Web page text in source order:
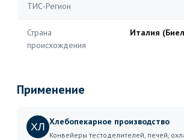
ТИС-Регион
Страна
происхождения
Италия
Применение
ХЛ Хлебопекарное производство
Конвейеры тестоделителей, печей,